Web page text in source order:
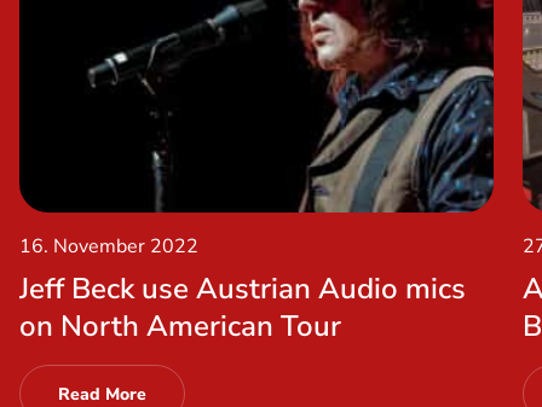
16. November 2022
Jeff Beck use Austrian Audio mics
on North American Tour
Read More